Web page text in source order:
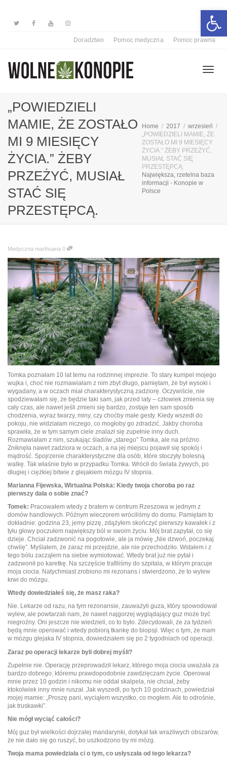
Doradztwo Pomoc medyczna Pomoc prawna
„POWIEDZIELI
MAMIE, ŻE ZOSTAŁO
MI 9 MIESIĘCY
ŻYCIA.” ŻEBY
PRZEŻYĆ, MUSIAŁ
STAĆ SIĘ
PRZESTĘPCĄ.
Home 2017
wrzesień
„POWIEDZIELI MAMIE, ŻE
ZOSTAŁO MI 9 MIESIĘCY
ŻYCIA.” ŻEBY PRZEŻYĆ,
MUSIAŁ STAĆ SIĘ
PRZESTĘPCĄ.
Największa, rzetelna baza
informacji - Konopie w
Polsce
Medyczna marihuana 0
Tomka poznałam 10 lat temu na rodzinnej imprezie. To stary kumpel mojego
wujka i, choć nie rozmawiałam z nim zbyt długo, pamiętam, że był wysoki i
wygadany, a w oczach miał charakterystyczną zadziorę. Oczywiście, nie
spodziewałam się, że będzie taki sam, jak przed laty – człowiek zmienia się
cały czas, ale nawet jeśli zmieni się bardzo, zostaje ten sam sposób
chodzenia, wyraz twarzy, miny, czy choćby małe gesty. Kiedy wszedł do
pokoju, nie widziałam niczego, co mogłoby go zdradzić. Jakby choroba
sprawiła, że w tym samym ciele znalazł się zupełnie inny duch.
Rozmawiałam z nim, szukając śladów „starego” Tomka, ale na próżno.
Zniknęła nawet zadziora w oczach, a na jej miejscu pojawił się spokój i
mądrość. Spojrzenie charakterystyczne dla osób, które stoczyły bolesną
walkę. Tak właśnie było w przypadku Tomka. Wrócił do świata żywych, po
długiej i ciężkiej bitwie z glejakiem mózgu IV stopnia.
Marianna Fijewska, Wirtualna Polska: Kiedy twoja choroba po raz
pierwszy dała o sobie znać?
Tomek: Pracowałem wtedy z bratem w centrum Rzeszowa w jednym z
domów handlowych. Późnym wieczorem wróciliśmy do domu. Pamiętam to
dokładnie: godzina 23, jemy pizzę, zdążyłem skończyć pierwszy kawałek i z
tyłu głowy poczułem największy ból w swoim życiu. Mój brat zapytał, co się
dzieje. Chciał zadzwonić na pogotowie, ale ja mówię „Nie dzwoń, poczekaj
chwilę”. Myślałem, że zaraz mi przejdzie, ale nie przechodziło. Wstałem i z
tego bólu zacząłem na siebie wymiotować. Wtedy brat już nie pytał i
zadzwonił po karetkę. Na szczęście trafiliśmy do szpitala, w którym pracuje
moja ciocia. Natychmiast zrobiono mi rezonans i stwierdzono, że to wylew
krwi do mózgu.
Wtedy dowiedziałeś się, że masz raka?
Nie. Lekarze od razu, na tym rezonansie, zauważyli guza, który spowodował
wylew, ale powtarzali nam, że nawet najgorzej wyglądający guz może być
niegroźny. Oni jeszcze nie wiedzieli, co to było. Zdecydowali, że za tydzień
będą mnie operować i wtedy pobiorą tkankę do biopsji. Więc o tym, że mam
w mózgu glejaka IV stopnia, dowiedziałem się po 2 tygodniach od operacji.
Zaraz po operacji lekarze byli dobrej myśli?
Zupełnie nie. Operację przeprowadził lekarz, którego moja ciocia uważała za
bardzo dobrego, któremu prawdopodobnie zawdzięczam życie. Operował
mnie przez 10 godzin i nikomu nie oddał skalpela, nie chciał, żeby
ktokolwiek inny mnie ruszał. Jak wyszedł, po tych 10 godzinach, powiedział
mojej mamie: „Proszę pani, wyciąłem wszystko, co mogłem. Ale to odrośnie,
jak truskawki”.
Nie mógł wyciąć całości?
Mój guz był wielkości dojrzałej mandarynki, dotykał tak wrażliwych obszarów,
że nie dało się go ruszyć, bo uszkodzono by mi mózg.
Twoja mama powiedziała ci o tym, co usłyszała od tego lekarza?